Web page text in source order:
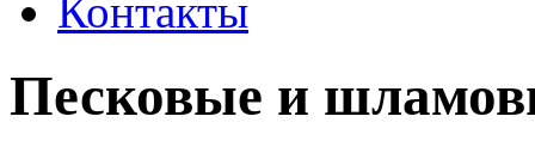
Контакты
Песковые и